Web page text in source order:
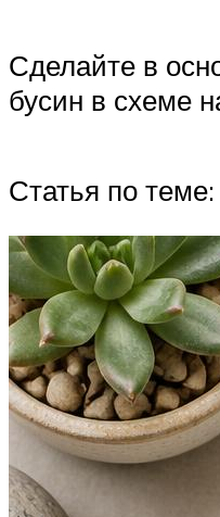
Сделайте в
бусин в схеме
Статья по